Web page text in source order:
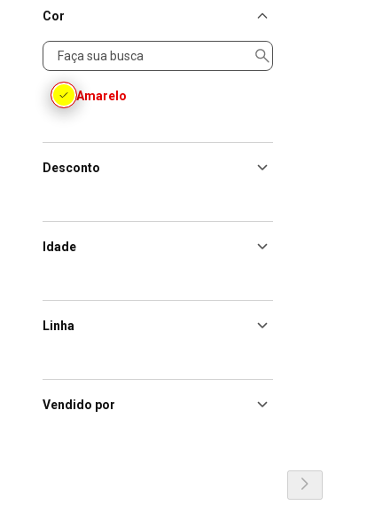
Cor
Cor
Amarelo
Desconto
Idade
Linha
Vendido por